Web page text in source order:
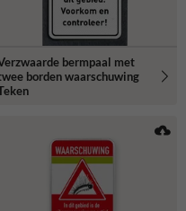
bermpaal met
borden waarschuwing